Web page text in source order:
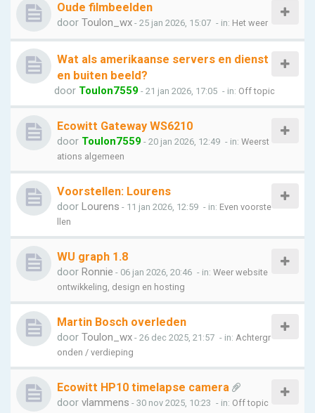
Oude filmbeelden
door Toulon_wx - 25 jan 2026, 15:07 - in: Het weer
Wat als amerikaanse servers en dienst
en buiten beeld?
door Toulon7559 - 21 jan 2026, 17:05 - in: Off topic
Ecowitt Gateway WS6210
door Toulon7559 - 20 jan 2026, 12:49 - in: Weerst
ations algemeen
Voorstellen: Lourens
door Lourens - 11 jan 2026, 12:59 - in: Even voorste
llen
WU graph 1.8
door Ronnie - 06 jan 2026, 20:46 - in: Weer website
ontwikkeling, design en hosting
Martin Bosch overleden
door Toulon_wx - 26 dec 2025, 21:57 - in: Achtergr
onden / verdieping
Ecowitt HP10 timelapse camera
door vlammens - 30 nov 2025, 10:23 - in: Off topic